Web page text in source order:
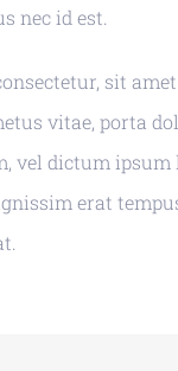
nec id est.
sit
vitae, porta
vel dictum ipsum
erat